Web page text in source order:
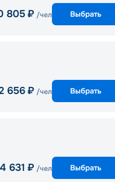
805₽ /чел Выбрать
656 ₽ /чел Выбрать
631 ₽ /чел Выбрать